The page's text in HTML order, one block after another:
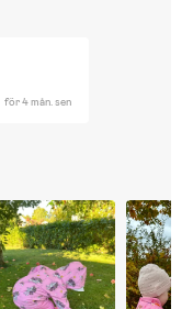
för 4 mån. sen